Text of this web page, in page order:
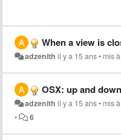
When a view is closed
adzenith il y a 15 ans• mis
OSX: up and
adzenith il y a 15 ans• mis
•
6